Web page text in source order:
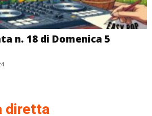
n. 18 di Domenica 5
diretta